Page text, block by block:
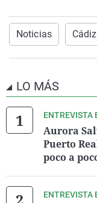
Noticias Cádiz
LO MÁS
ENTREVISTA
Aurora
Puerto
poco a
ENTREVISTA